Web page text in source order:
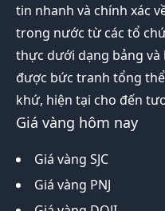
tin nhanh và chính xác
trong nước từ các tổ
thực dưới dạng bảng
được bức tranh tổng
khứ, hiện tại cho đến
Giá vàng hôm nay
Giá vàng SJC
Giá vàng PNJ